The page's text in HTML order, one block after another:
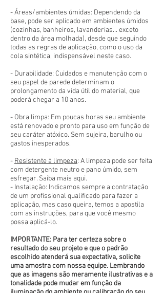
- Áreas/ambientes úmidas: Dependendo da
base, pode ser aplicado em ambientes úmidos
(cozinhas, banheiros, lavanderias... exceto
dentro da área molhada), desde que seguindo
todas as regras de aplicação, como o uso da
cola sintética, indispensável neste caso.
- Durabilidade: Cuidados e manutenção com o
seu papel de parede determinam o
prolongamento da vida útil do material, que
poderá chegar a 10 anos.
- Obra limpa: Em poucas horas seu ambiente
está renovado e pronto para uso em função de
seu caráter atóxico. Sem sujeira, barulho ou
gastos inesperados.
- Resistente à limpeza: A limpeza pode ser feita
com detergente neutro e pano úmido, sem
esfregar. Saiba mais aqui.
- Instalação: Indicamos sempre a contratação
de um profissional qualificado para fazer a
aplicação, mas caso queira, temos a apostila
com as instruções, para que você mesmo
possa aplicá-lo.
IMPORTANTE: Para ter certeza sobre o
resultado do seu projeto e que o padrão
escolhido atenderá sua expectativa, solicite
uma amostra com nossa equipe. Lembrando
que as imagens são meramente ilustrativas e a
tonalidade pode mudar em função da